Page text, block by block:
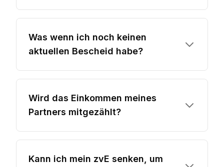
Was wenn ich noch keinen
aktuellen Bescheid habe?
Wird das Einkommen meines
Partners mitgezählt?
Kann ich mein zvE senken, um